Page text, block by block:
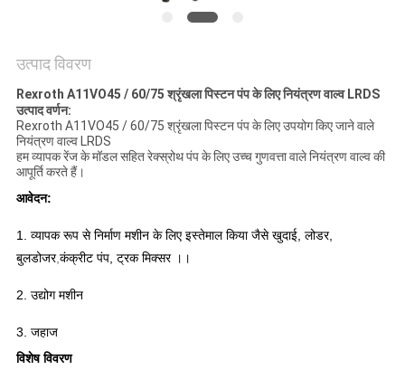
उत्पाद विवरण
Rexroth A11VO45 / 60/75 श्रृंखला पिस्टन पंप के लिए नियंत्रण वाल्व LRDS
उत्पाद वर्णन:
Rexroth A11VO45 / 60/75 श्रृंखला पिस्टन पंप के लिए उपयोग किए जाने वाले
नियंत्रण वाल्व LRDS
हम व्यापक रेंज के मॉडल सहित रेक्स्रोथ पंप के लिए उच्च गुणवत्ता वाले नियंत्रण वाल्व की
आपूर्ति करते हैं।
आवेदन:
1. व्यापक रूप से निर्माण मशीन के लिए इस्तेमाल किया जैसे खुदाई, लोडर,
बुलडोजर,कंक्रीट पंप, ट्रक मिक्सर ।।
2. उद्योग मशीन
3. जहाज
विशेष विवरण